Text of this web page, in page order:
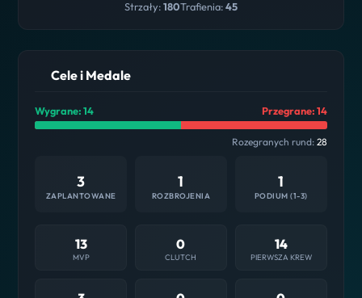
Strzały:180Trafienia:45
Cele i Medale
Wygrane: 14 Przegrane: 14
Rozegranych rund: 28
3
ZAPLANTOWANE
1
ROZBROJENIA
1
PODIUM (1-3)
13
MVP
0
CLUTCH
14
PIERWSZA KREW